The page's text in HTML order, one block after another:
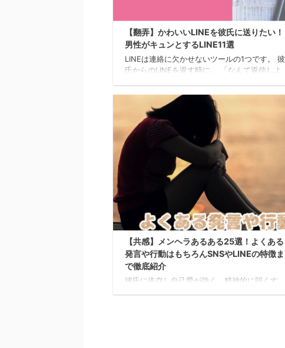
【翻弄】かわいいLINEを彼氏に送りたい！
男性がキュンとするLINE11選
LINEは連絡に欠かせないツールの1つです。 彼
氏からのLINEを返す時に、 「なんて返信しよ
くならLINEを使って彼氏にかわいいと思って
もらいたいですよね。 LoveDoor編集部この記
事では、男性にかわいいと思われるLINEテク
ニックを紹介します。 「早く会いたいな」
忙しくてなかなか会えない時は「早く会いた
いな」とLINEをしてみましょう。 会えなくて
もあなたが自分のことを想ってくれているこ
とが伝わる ...
【共感】メンヘラあるある25選！よくある
発言や行動はもちろんSNSやLINEの特徴ま
で徹底紹介
彼氏に依存し自己愛が強く、精神的に弱くす